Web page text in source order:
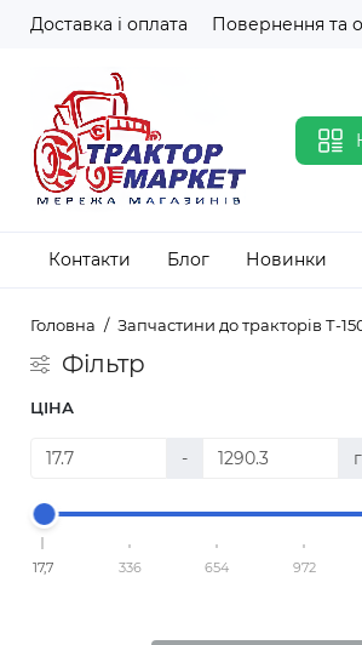
Доставка і оплата Повернення та
Контакти Блог Новинки
Головна Запчастини до тракторів Т-
Фільтр
ЦІНА
-
17,7 336 654 972